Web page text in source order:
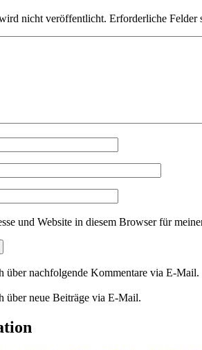
nicht veröffentlicht. Erforderliche Felder
und Website in diesem Browser für
über nachfolgende Kommentare via E-Mail.
über neue Beiträge via E-Mail.